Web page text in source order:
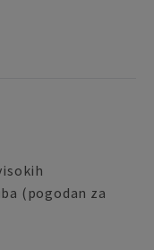
(pogodan za